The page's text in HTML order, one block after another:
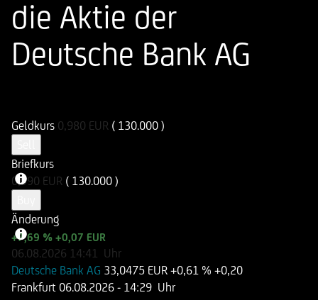
die Aktie der
Deutsche Bank AG
Geldkurs 0,980 EUR ( 130.000 )
Briefkurs
0,990 EUR ( 130.000 )
Änderung
+7,69 % +0,07 EUR
06.08.2026 14:41 Uhr
Deutsche Bank AG 33,0475 EUR +0,61 % +0,20
Frankfurt 06.08.2026 - 14:29 Uhr